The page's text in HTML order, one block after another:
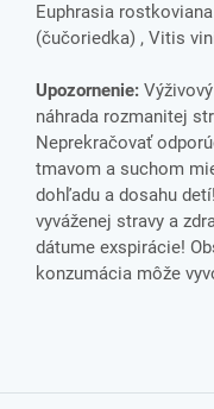
Euphrasia
(čučoriedka) , Vitis
Upozornenie:
náhrada rozmanitej
Neprekračovať
tmavom a suchom
dohľadu a dosahu
vyváženej stravy a
dátume exspirácie!
konzumácia môže